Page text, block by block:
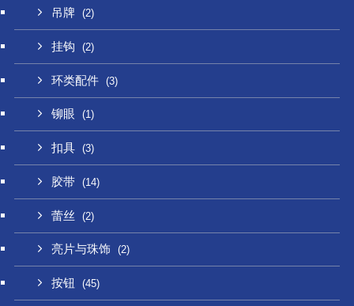
吊牌 (2)
挂钩 (2)
环类配件 (3)
铆眼 (1)
扣具 (3)
胶带 (14)
蕾丝 (2)
亮片与珠饰 (2)
按钮 (45)